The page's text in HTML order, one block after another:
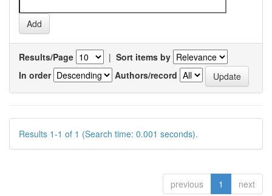
Results/Page | Sort items by
In order
Authors/record
Results 1-1 of 1 (Search time: 0.001 seconds).
previous 1 next